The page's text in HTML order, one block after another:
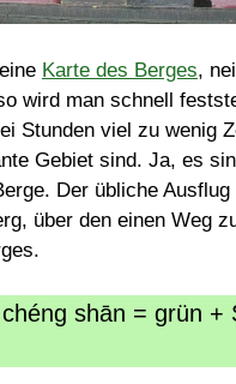
Karte des Berges,
wird man schnell
Stunden viel zu wenig
Gebiet sind. Ja, es
Der übliche
über den einen Weg
shān = grün +